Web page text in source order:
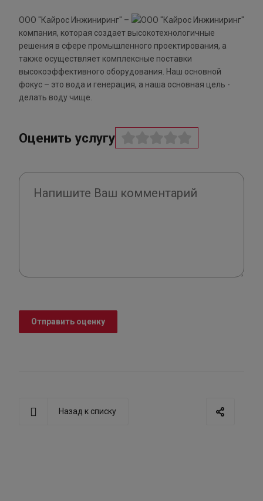
ООО "Кайрос Инжиниринг" –
компания, которая создает высокотехнологичные
решения в сфере промышленного проектирования, а
также осуществляет комплексные поставки
высокоэффективного оборудования. Наш основной
фокус – это вода и генерация, а наша основная цель -
делать воду чище.
Оценить услугу
Отправить оценку
Назад к списку